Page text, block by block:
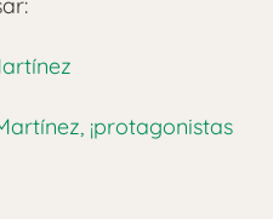
¡protagonistas